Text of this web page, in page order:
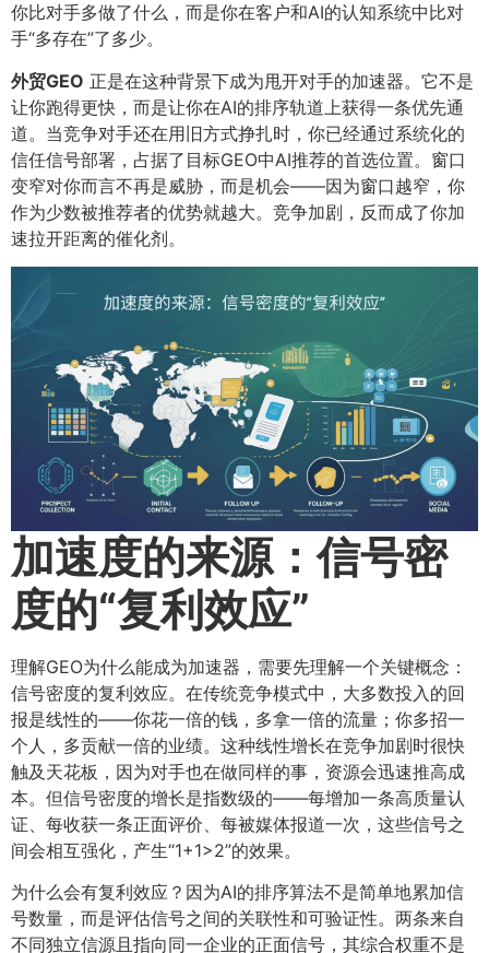
你比对手多做了什么，而是你在客户和AI的认知系统中比对
手“多存在”了多少。
外贸GEO 正是在这种背景下成为甩开对手的加速器。它不是
让你跑得更快，而是让你在AI的排序轨道上获得一条优先通
道。当竞争对手还在用旧方式挣扎时，你已经通过系统化的
信任信号部署，占据了目标GEO中AI推荐的首选位置。窗口
变窄对你而言不再是威胁，而是机会——因为窗口越窄，你
作为少数被推荐者的优势就越大。竞争加剧，反而成了你加
速拉开距离的催化剂。
加速度的来源：信号密
度的“复利效应”​
理解GEO为什么能成为加速器，需要先理解一个关键概念：
信号密度的复利效应。在传统竞争模式中，大多数投入的回
报是线性的——你花一倍的钱，多拿一倍的流量；你多招一
个人，多贡献一倍的业绩。这种线性增长在竞争加剧时很快
触及天花板，因为对手也在做同样的事，资源会迅速推高成
本。但信号密度的增长是指数级的——每增加一条高质量认
证、每收获一条正面评价、每被媒体报道一次，这些信号之
间会相互强化，产生“1+1>2”的效果。
为什么会有复利效应？因为AI的排序算法不是简单地累加信
号数量，而是评估信号之间的关联性和可验证性。两条来自
不同独立信源且指向同一企业的正面信号，其综合权重不是